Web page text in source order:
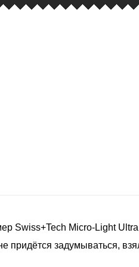
Swiss+Tech Micro-Light
задумываться,